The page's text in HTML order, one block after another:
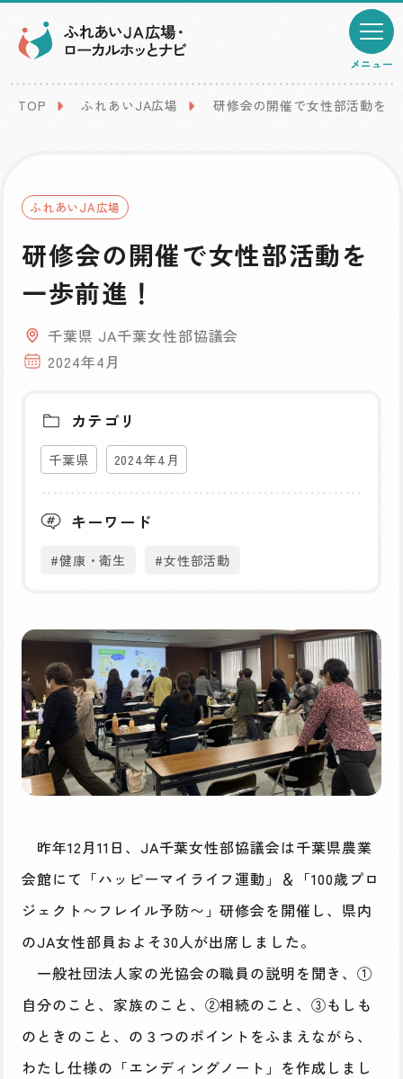
メニュー
TOP ふれあいJA広場 研修会の開催で女性部活動を
ふれあいJA広場
研修会の開催で女性部活動を
一歩前進！
千葉県 JA千葉女性部協議会
2024年4月
カテゴリ
千葉県 2024年4月
キーワード
#健康・衛生 #女性部活動
昨年12月11日、JA千葉女性部協議会は千葉県農業
会館にて「ハッピーマイライフ運動」＆「100歳プロ
ジェクト〜フレイル予防〜」研修会を開催し、県内
のJA女性部員およそ30人が出席しました。
一般社団法人家の光協会の職員の説明を聞き、①
自分のこと、家族のこと、②相続のこと、③もしも
のときのこと、の３つのポイントをふまえながら、
わたし仕様の「エンディングノート」を作成しまし